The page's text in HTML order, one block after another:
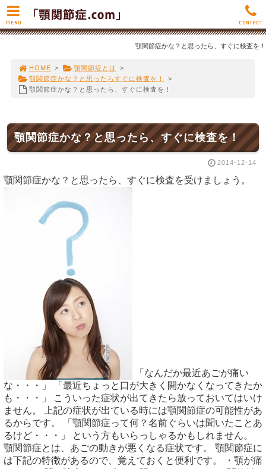
顎関節症かな？と思ったら、すぐに検査を！
HOME > 顎関節症とは
>
顎関節症かな？と思ったらすぐに検査を！
>
顎関節症かな？と思ったら、すぐに検査を！
顎関節症かな？と思ったら、すぐに検査を！
2014-12-14
顎関節症かな？と思ったら、すぐに検査を受けましょう。
「なんだか最近あごが痛い
な・・・」 「最近ちょっと口が大きく開かなくなってきたか
も・・・」 こういった症状が出てきたら放っておいてはいけ
ません。 上記の症状が出ている時には顎関節症の可能性があ
るからです。 「顎関節症って何？名前ぐらいは聞いたことあ
るけど・・・」 という方もいらっしゃるかもしれません。
顎関節症とは、あごの動きが悪くなる症状です。 顎関節症に
は下記の特徴があるので、覚えておくと便利です。 ・顎が痛
MENU CONTACT